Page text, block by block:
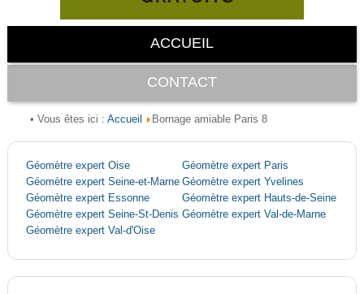
ACCUEIL
CONTACT
• Vous êtes ici : Accueil Bornage amiable Paris 8
Géomètre expert Oise
Géomètre expert Paris
Géomètre expert Seine-et-Marne Géomètre expert Yvelines
Géomètre expert Essonne
Géomètre expert Hauts-de-Seine
Géomètre expert Seine-St-Denis Géomètre expert Val-de-Marne
Géomètre expert Val-d'Oise